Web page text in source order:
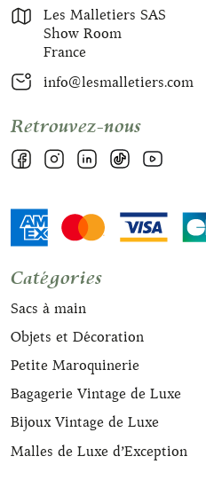
Les Malletiers SAS
Show Room
France
info@lesmalletiers.com
Retrouvez-nous
Catégories
Sacs à main
Objets et Décoration
Petite Maroquinerie
Bagagerie Vintage de Luxe
Bijoux Vintage de Luxe
Malles de Luxe d’Exception